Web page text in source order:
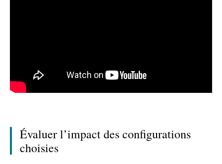
Évaluer l’impact des configurations
choisies